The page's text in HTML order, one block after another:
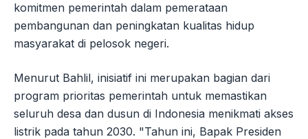
komitmen pemerintah dalam pemerataan
pembangunan dan peningkatan kualitas hidup
masyarakat di pelosok negeri.
Menurut Bahlil, inisiatif ini merupakan bagian dari
program prioritas pemerintah untuk memastikan
seluruh desa dan dusun di Indonesia menikmati akses
listrik pada tahun 2030. "Tahun ini, Bapak Presiden